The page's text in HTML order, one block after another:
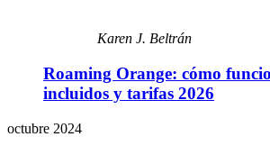
Karen J. Beltrán
Roaming Orange: cómo
incluidos y tarifas 2026
octubre 2024